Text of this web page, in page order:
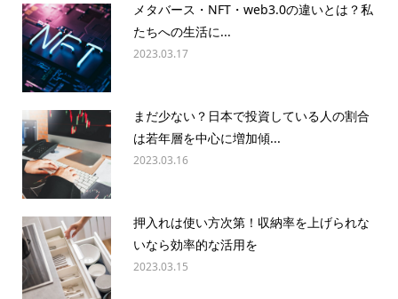
メタバース・NFT・web3.0の違いとは？私
たちへの生活に...
2023.03.17
まだ少ない？日本で投資している人の割合
は若年層を中心に増加傾...
2023.03.16
押入れは使い方次第！収納率を上げられな
いなら効率的な活用を
2023.03.15